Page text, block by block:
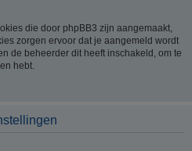
die door phpBB3 zijn aangemaakt,
zorgen ervoor dat je aangemeld wordt
de beheerder dit heeft inschakeld, om te
hebt.